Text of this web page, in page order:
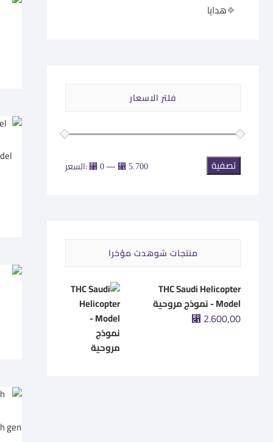
هدايا
فلتر الاسعار
تصفية السعر: ⃁ 0 — ⃁ 5.700
منتجات شوهدت مؤخرا
THC Saudi Helicopter
Model - نموذج مروحية
⃁ 2.600,00